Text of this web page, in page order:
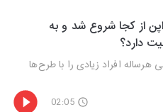
از کجا شروع شد و به
دارد؟
افراد زیادی را با طرح‌ها
02:05